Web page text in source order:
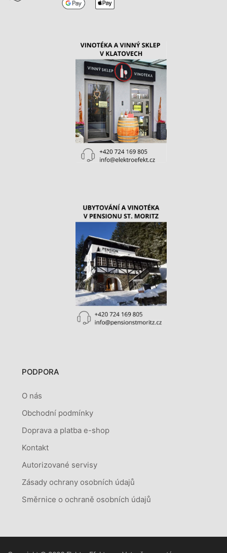
PODPORA
O nás
Obchodní podmínky
Doprava a platba e-shop
Kontakt
Autorizované servisy
Zásady ochrany osobních údajů
Směrnice o ochraně osobních údajů